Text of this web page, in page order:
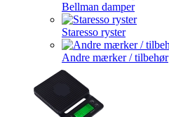
Bellman damper
Staresso ryster
Andre mærker / tilbehør